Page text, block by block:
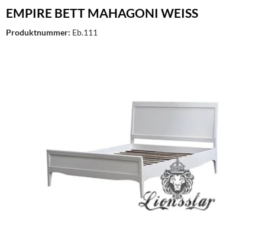
EMPIRE BETT MAHAGONI WEISS
Produktnummer: Eb.111